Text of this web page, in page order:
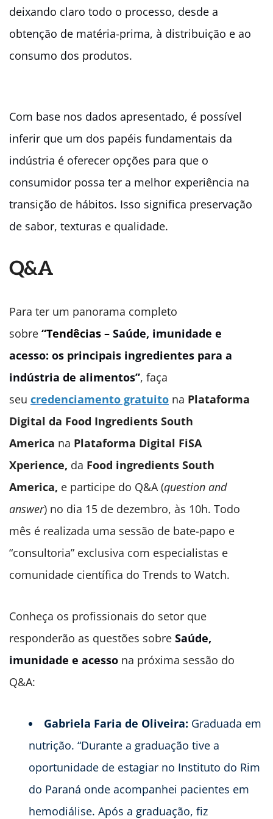
deixando claro todo o processo, desde a
obtenção de matéria-prima, à distribuição e ao
consumo dos produtos.
Com base nos dados apresentado, é possível
inferir que um dos papéis fundamentais da
indústria é oferecer opções para que o
consumidor possa ter a melhor experiência na
transição de hábitos. Isso significa preservação
de sabor, texturas e qualidade.
Q&A
Para ter um panorama completo
sobre “Tendêcias – Saúde, imunidade e
acesso: os principais ingredientes para a
indústria de alimentos”, faça
seu credenciamento gratuito na Plataforma
Digital da Food Ingredients South
America na Plataforma Digital FiSA
Xperience, da Food ingredients South
America, e participe do Q&A (question and
answer) no dia 15 de dezembro, às 10h. Todo
mês é realizada uma sessão de bate-papo e
“consultoria” exclusiva com especialistas e
comunidade científica do Trends to Watch.
Conheça os profissionais do setor que
responderão as questões sobre Saúde,
imunidade e acesso na próxima sessão do
Q&A:
Gabriela Faria de Oliveira: Graduada em
nutrição. “Durante a graduação tive a
oportunidade de estagiar no Instituto do Rim
do Paraná onde acompanhei pacientes em
hemodiálise. Após a graduação, fiz